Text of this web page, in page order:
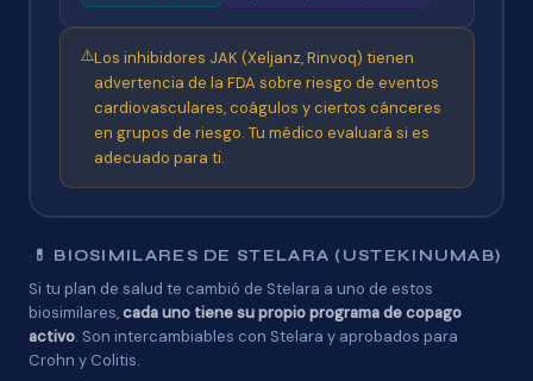
⚠️Los inhibidores JAK (Xeljanz, Rinvoq) tienen
advertencia de la FDA sobre riesgo de eventos
cardiovasculares, coágulos y ciertos cánceres
en grupos de riesgo. Tu médico evaluará si es
adecuado para ti.
💊 BIOSIMILARES DE STELARA (USTEKINUMAB)
Si tu plan de salud te cambió de Stelara a uno de estos
biosimilares,cada uno tiene su propio programa de copago
activo. Son intercambiables con Stelara y aprobados para
Crohn y Colitis.